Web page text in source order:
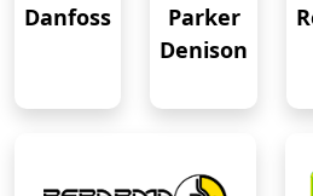
Danfoss
Parker
Denison